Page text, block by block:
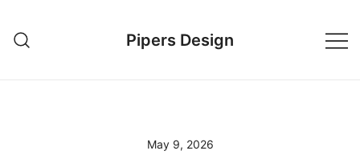
content
Pipers Design
May 9, 2026